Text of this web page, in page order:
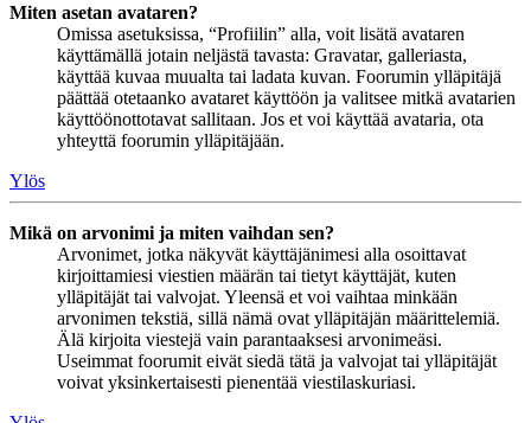
Miten asetan avataren?
Omissa asetuksissa, “Profiilin” alla, voit lisätä avataren
käyttämällä jotain neljästä tavasta: Gravatar, galleriasta,
käyttää kuvaa muualta tai ladata kuvan. Foorumin ylläpitäjä
päättää otetaanko avataret käyttöön ja valitsee mitkä avatarien
käyttöönottotavat sallitaan. Jos et voi käyttää avataria, ota
yhteyttä foorumin ylläpitäjään.
Ylös
Mikä on arvonimi ja miten vaihdan sen?
Arvonimet, jotka näkyvät käyttäjänimesi alla osoittavat
kirjoittamiesi viestien määrän tai tietyt käyttäjät, kuten
ylläpitäjät tai valvojat. Yleensä et voi vaihtaa minkään
arvonimen tekstiä, sillä nämä ovat ylläpitäjän määrittelemiä.
Älä kirjoita viestejä vain parantaaksesi arvonimeäsi.
Useimmat foorumit eivät siedä tätä ja valvojat tai ylläpitäjät
voivat yksinkertaisesti pienentää viestilaskuriasi.